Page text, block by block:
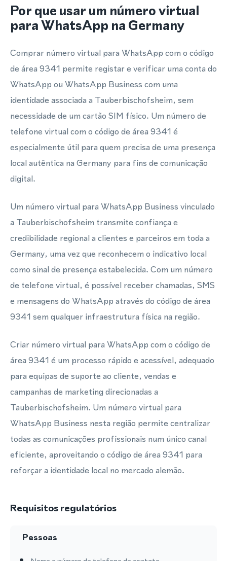
Por que usar um número virtual
para WhatsApp na Germany
Comprar número virtual para WhatsApp com o código
de área 9341 permite registar e verificar uma conta do
WhatsApp ou WhatsApp Business com uma
identidade associada a Tauberbischofsheim, sem
necessidade de um cartão SIM físico. Um número de
telefone virtual com o código de área 9341 é
especialmente útil para quem precisa de uma presença
local autêntica na Germany para fins de comunicação
digital.
Um número virtual para WhatsApp Business vinculado
a Tauberbischofsheim transmite confiança e
credibilidade regional a clientes e parceiros em toda a
Germany, uma vez que reconhecem o indicativo local
como sinal de presença estabelecida. Com um número
de telefone virtual, é possível receber chamadas, SMS
e mensagens do WhatsApp através do código de área
9341 sem qualquer infraestrutura física na região.
Criar número virtual para WhatsApp com o código de
área 9341 é um processo rápido e acessível, adequado
para equipas de suporte ao cliente, vendas e
campanhas de marketing direcionadas a
Tauberbischofsheim. Um número virtual para
WhatsApp Business nesta região permite centralizar
todas as comunicações profissionais num único canal
eficiente, aproveitando o código de área 9341 para
reforçar a identidade local no mercado alemão.
Requisitos regulatórios
Pessoas